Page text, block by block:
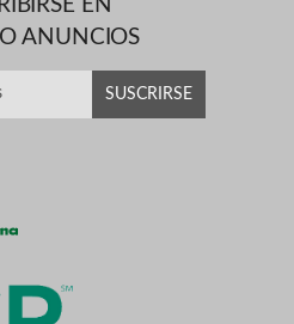
EN
ANUNCIOS